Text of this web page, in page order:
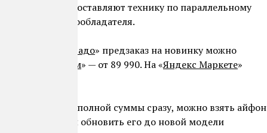
магазины поставляют технику по параллельному
правообладателя.
Эльдорадо» предзаказ на новинку можно
Связном» — от 89 990. На «Яндекс Маркете»
но у вас нет полной суммы сразу, можно взять айфон
гаджет или обновить его до новой модели